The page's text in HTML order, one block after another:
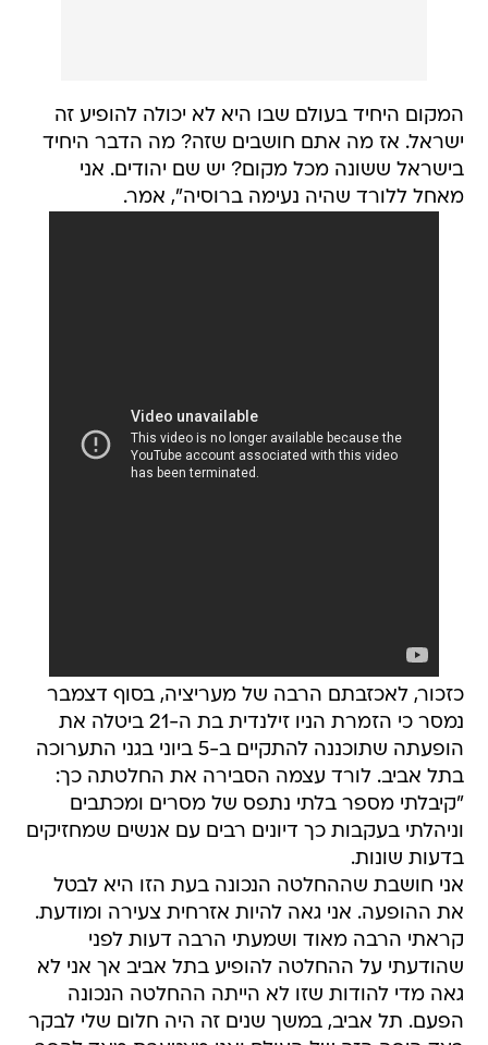
המקום היחיד בעולם שבו היא לא יכולה להופיע זה
ישראל. אז מה אתם חושבים שזה? מה הדבר היחיד
בישראל ששונה מכל מקום? יש שם יהודים. אני
מאחל ללורד שהיה נעימה ברוסיה", אמר.
כזכור, לאכזבתם הרבה של מעריציה, בסוף דצמבר
נמסר כי הזמרת הניו זילנדית בת ה-21 ביטלה את
הופעתה שתוכננה להתקיים ב-5 ביוני בגני התערוכה
בתל אביב. לורד עצמה הסבירה את החלטתה כך:
"קיבלתי מספר בלתי נתפס של מסרים ומכתבים
וניהלתי בעקבות כך דיונים רבים עם אנשים שמחזיקים
בדעות שונות.
אני חושבת שההחלטה הנכונה בעת הזו היא לבטל
את ההופעה. אני גאה להיות אזרחית צעירה ומודעת.
קראתי הרבה מאוד ושמעתי הרבה דעות לפני
שהודעתי על ההחלטה להופיע בתל אביב אך אני לא
גאה מדי להודות שזו לא הייתה ההחלטה הנכונה
הפעם. תל אביב, במשך שנים זה היה חלום שלי לבקר